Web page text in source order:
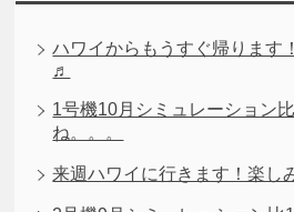
ハワイからもうすぐ帰ります
♬
1号機10月シミュレーション
ね。。。
来週ハワイに行きます！楽し